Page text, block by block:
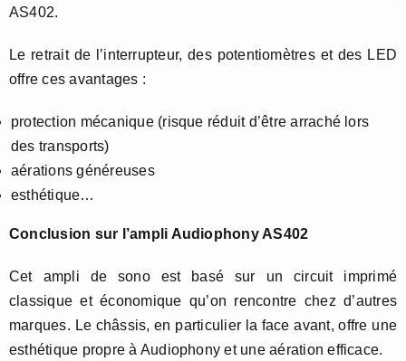
AS402.
Le retrait de l’interrupteur, des potentiomètres et des LED
offre ces avantages :
protection mécanique (risque réduit d’être arraché lors
des transports)
aérations généreuses
esthétique…
Conclusion sur l’ampli Audiophony AS402
Cet ampli de sono est basé sur un circuit imprimé
classique et économique qu’on rencontre chez d’autres
marques. Le châssis, en particulier la face avant, offre une
esthétique propre à Audiophony et une aération efficace.